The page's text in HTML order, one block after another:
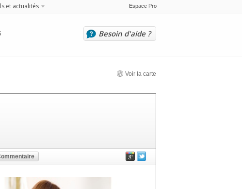
et actualités Espace Pro
Besoin d'aide ?
Voir la carte